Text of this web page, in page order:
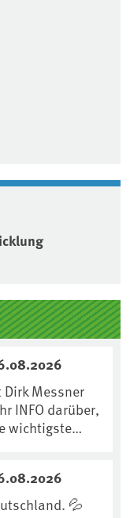
Dirk Messner
INFO darüber,
episode/urn
💦